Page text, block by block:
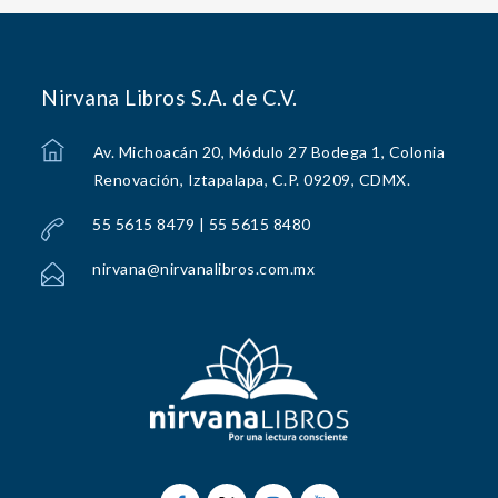
Nirvana Libros S.A. de C.V.
Av. Michoacán 20, Módulo 27 Bodega 1, Colonia
Renovación, Iztapalapa, C.P. 09209, CDMX.
55 5615 8479 | 55 5615 8480
nirvana@nirvanalibros.com.mx